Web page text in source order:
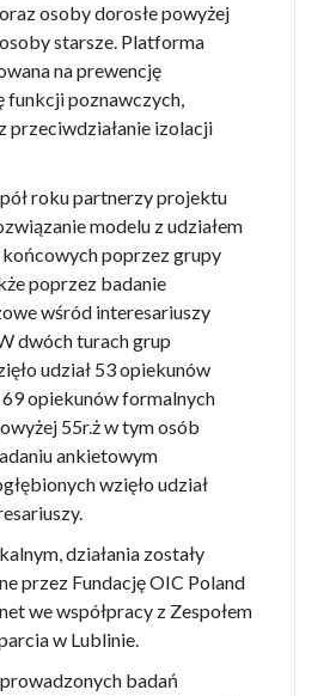
osoby dorosłe powyżej
starsze. Platforma
na prewencję
funkcji poznawczych,
przeciwdziałanie izolacji
roku partnerzy projektu
modelu z udziałem
poprzez grupy
poprzez badanie
wśród interesariuszy
dwóch turach grup
udział 53 opiekunów
opiekunów formalnych
55r.ż w tym osób
ankietowym
wzięło udział
działania zostały
przez Fundację OIC Poland
we współpracy z Zespołem
w Lublinie.
badań